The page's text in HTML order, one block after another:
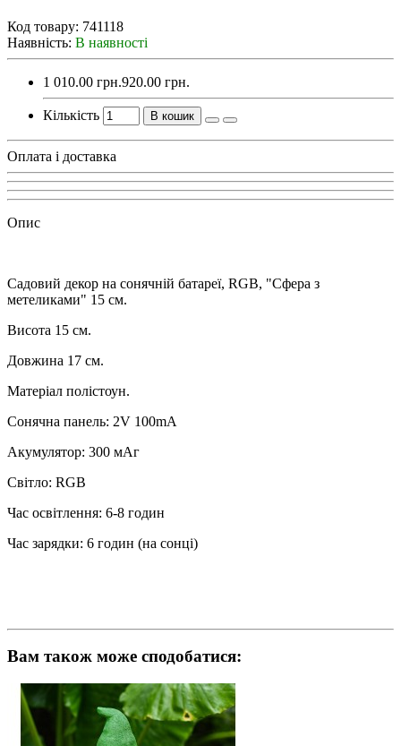
Код товару: 741118
Наявність: В наявності
1 010.00 грн.920.00 грн.
Кількість В кошик
Оплата і доставка
Опис
Садовий декор на сонячній батареї, RGB, "Сфера з
метеликами" 15 см.
Висота 15 см.
Довжина 17 см.
Матеріал полістоун.
Сонячна панель: 2V 100mA
Акумулятор: 300 мАг
Світло: RGB
Час освітлення: 6-8 годин
Час зарядки: 6 годин (на сонці)
Вам також може сподобатися: